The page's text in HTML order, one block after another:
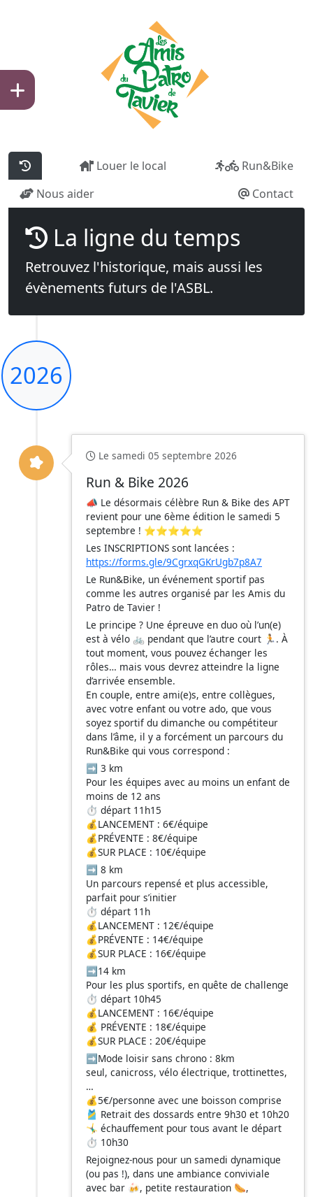
Louer le local
Run&Bike
Nous aider
Contact
La ligne du temps
Retrouvez l'historique, mais aussi les
évènements futurs de l'ASBL.
2026
Le samedi 05 septembre 2026
Run & Bike 2026
📣 Le désormais célèbre Run & Bike des APT
revient pour une 6ème édition le samedi 5
septembre ! ⭐️⭐️⭐️⭐️⭐️
Les INSCRIPTIONS sont lancées :
https://forms.gle/9CgrxqGKrUgb7p8A7
Le Run&Bike, un événement sportif pas
comme les autres organisé par les Amis du
Patro de Tavier !
Le principe ? Une épreuve en duo où l’un(e)
est à vélo 🚲 pendant que l’autre court 🏃. À
tout moment, vous pouvez échanger les
rôles… mais vous devrez atteindre la ligne
d’arrivée ensemble.
En couple, entre ami(e)s, entre collègues,
avec votre enfant ou votre ado, que vous
soyez sportif du dimanche ou compétiteur
dans l’âme, il y a forcément un parcours du
Run&Bike qui vous correspond :
➡️ 3 km
Pour les équipes avec au moins un enfant de
moins de 12 ans
⏱️ départ 11h15
💰LANCEMENT : 6€/équipe
💰PRÉVENTE : 8€/équipe
💰SUR PLACE : 10€/équipe
➡️ 8 km
Un parcours repensé et plus accessible,
parfait pour s’initier
⏱️ départ 11h
💰LANCEMENT : 12€/équipe
💰PRÉVENTE : 14€/équipe
💰SUR PLACE : 16€/équipe
➡️14 km
Pour les plus sportifs, en quête de challenge
⏱️ départ 10h45
💰LANCEMENT : 16€/équipe
💰 PRÉVENTE : 18€/équipe
💰SUR PLACE : 20€/équipe
➡️Mode loisir sans chrono : 8km
seul, canicross, vélo électrique, trottinettes,
…
💰5€/personne avec une boisson comprise
🎽 Retrait des dossards entre 9h30 et 10h20
🤸‍♂️ échauffement pour tous avant le départ
⏱️ 10h30
Rejoignez-nous pour un samedi dynamique
(ou pas !), dans une ambiance conviviale
avec bar 🍻, petite restauration 🌭,